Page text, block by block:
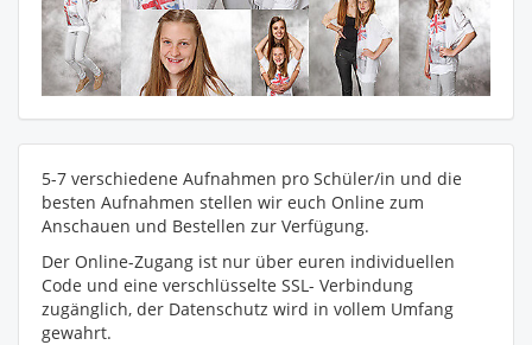
5-7 verschiedene Aufnahmen pro Schüler/in und die
besten Aufnahmen stellen wir euch Online zum
Anschauen und Bestellen zur Verfügung.
Der Online-Zugang ist nur über euren individuellen
Code und eine verschlüsselte SSL- Verbindung
zugänglich, der Datenschutz wird in vollem Umfang
gewahrt.